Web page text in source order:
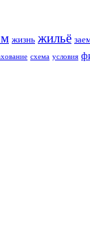
жизнь жильё
схема условия